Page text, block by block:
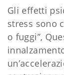
Gli effetti
stress sono
o fuggi”,